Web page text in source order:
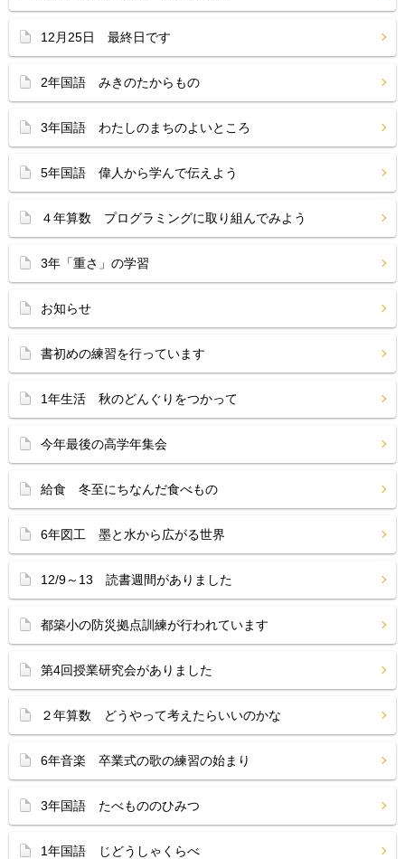
12月25日 最終日です
2年国語 みきのたからもの
3年国語 わたしのまちのよいところ
5年国語 偉人から学んで伝えよう
４年算数 プログラミングに取り組んでみよう
3年「重さ」の学習
お知らせ
書初めの練習を行っています
1年生活 秋のどんぐりをつかって
今年最後の高学年集会
給食 冬至にちなんだ食べもの
6年図工 墨と水から広がる世界
12/9～13 読書週間がありました
都築小の防災拠点訓練が行われています
第4回授業研究会がありました
２年算数 どうやって考えたらいいのかな
6年音楽 卒業式の歌の練習の始まり
3年国語 たべもののひみつ
1年国語 じどうしゃくらべ